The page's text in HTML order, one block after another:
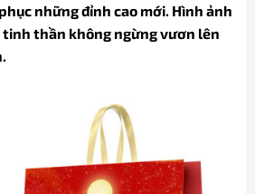
những đỉnh cao mới. Hình ảnh
tinh thần không ngừng vươn lên